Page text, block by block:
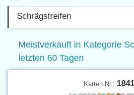
Schrägstreifen
Meistverkauft in Kategorie
letzten 60 Tagen
Karten Nr.: